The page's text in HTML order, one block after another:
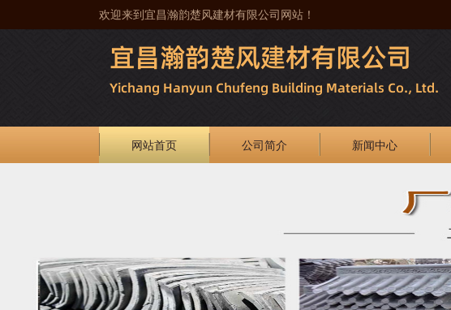
欢迎来到宜昌瀚韵楚风建材有限公司网站！
网站首页 公司简介 新闻中心